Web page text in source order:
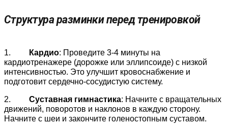
Структура разминки перед тренировкой
1. Кардио: Проведите 3-4 минуты на
кардиотренажере (дорожке или эллипсоиде) с низкой
интенсивностью. Это улучшит кровоснабжение и
подготовит сердечно-сосудистую систему.
2. Суставная гимнастика: Начните с вращательных
движений, поворотов и наклонов в каждую сторону.
Начните с шеи и закончите голеностопным суставом.